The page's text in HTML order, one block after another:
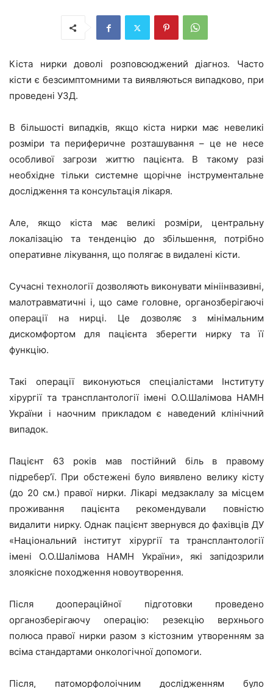
Кіста нирки доволі розповсюджений діагноз. Часто
кісти є безсимптомними та виявляються випадково, при
проведені УЗД.
В більшості випадків, якщо кіста нирки має невеликі
розміри та периферичне розташування – це не несе
особливої загрози життю пацієнта. В такому разі
необхідне тільки системне щорічне інструментальне
дослідження та консультація лікаря.
Але, якщо кіста має великі розміри, центральну
локалізацію та тенденцію до збільшення, потрібно
оперативне лікування, що полягає в видалені кісти.
Сучасні технології дозволяють виконувати мініінвазивні,
малотравматичні і, що саме головне, органозберігаючі
операції на нирці. Це дозволяє з мінімальним
дискомфортом для пацієнта зберегти нирку та її
функцію.
Такі операції виконуються спеціалістами Інституту
хірургії та трансплантології імені О.О.Шалімова НАМН
України і наочним прикладом є наведений клінічний
випадок.
Пацієнт 63 років мав постійний біль в правому
підребер’ї. При обстежені було виявлено велику кісту
(до 20 см.) правої нирки. Лікарі медзаклалу за місцем
проживання пацієнта рекомендували повністю
видалити нирку. Однак пацієнт звернувся до фахівців ДУ
«Національний інститут хірургії та трансплантології
імені О.О.Шалімова НАМН України», які запідозрили
злоякісне походження новоутворення.
Після доопераційної підготовки проведено
органозберігаючу операцію: резекцію верхнього
полюса правої нирки разом з кістозним утворенням за
всіма стандартами онкологічної допомоги.
Після, патоморфолоічним дослідженням було